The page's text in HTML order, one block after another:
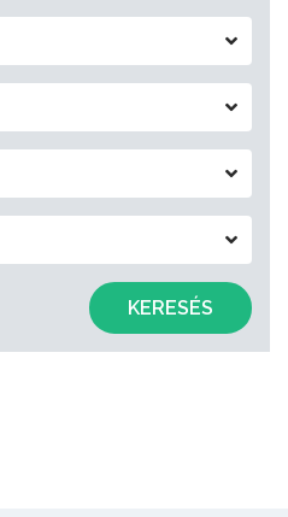
KERESÉS